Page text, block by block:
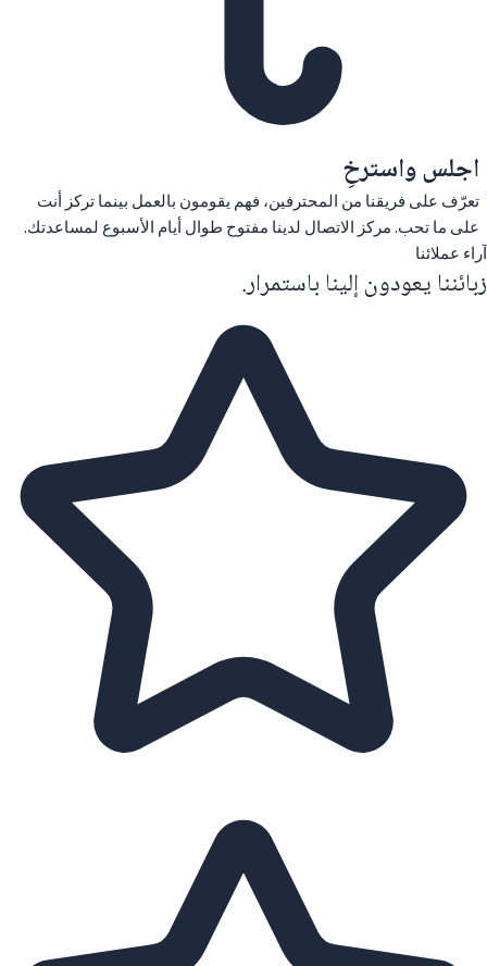
اجلس واسترخِ
تعرّف على فريقنا من المحترفين، فهم يقومون بالعمل بينما تركز أنت
على ما تحب. مركز الاتصال لدينا مفتوح طوال أيام الأسبوع لمساعدتك.
آراء عملائنا
زبائننا يعودون إلينا باستمرار.